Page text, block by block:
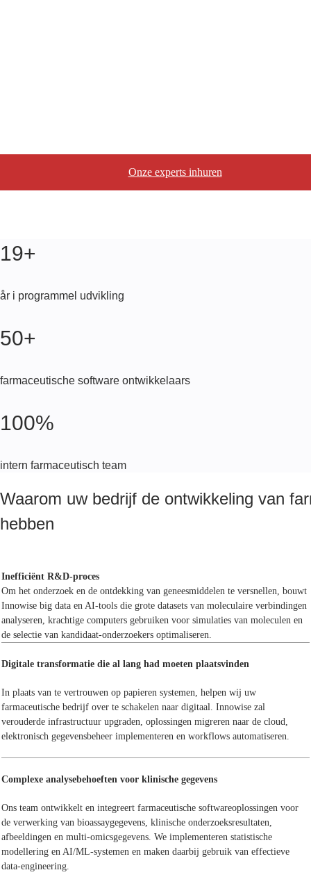
Onze experts inhuren
19+
år i programmel udvikling
50+
farmaceutische software ontwikkelaars
100%
intern farmaceutisch team
Waarom uw bedrijf de ontwikkeling van
hebben
Inefficiënt R&D-proces
Om het onderzoek en de ontdekking van geneesmiddelen te versnellen, bouwt
Innowise big data en AI-tools die grote datasets van moleculaire verbindingen
analyseren, krachtige computers gebruiken voor simulaties van moleculen en
de selectie van kandidaat-onderzoekers optimaliseren.
Digitale transformatie die al lang had moeten plaatsvinden
In plaats van te vertrouwen op papieren systemen, helpen wij uw
farmaceutische bedrijf over te schakelen naar digitaal. Innowise zal
verouderde infrastructuur upgraden, oplossingen migreren naar de cloud,
elektronisch gegevensbeheer implementeren en workflows automatiseren.
Complexe analysebehoeften voor klinische gegevens
Ons team ontwikkelt en integreert farmaceutische softwareoplossingen voor
de verwerking van bioassaygegevens, klinische onderzoeksresultaten,
afbeeldingen en multi-omicsgegevens. We implementeren statistische
modellering en AI/ML-systemen en maken daarbij gebruik van effectieve
data-engineering.